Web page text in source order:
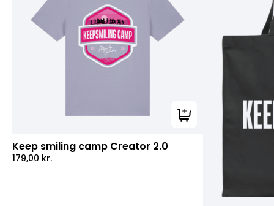
Tilføj til kurv
Keep smiling camp Creator 2.0
179,00 kr.